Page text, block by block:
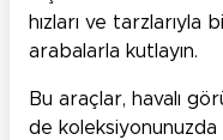
hızları ve tarzlarıyla
arabalarla kutlayın.
Bu araçlar, havalı
de koleksiyonunuzda